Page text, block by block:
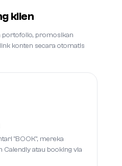
klien
portofolio, promosikan
konten secara otomatis
"BOOK", mereka
Calendly atau booking via